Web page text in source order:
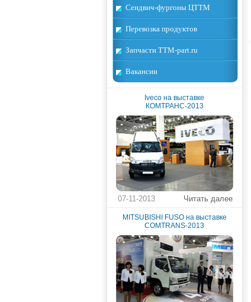
Сендвич-фургоны ЦТТМ
Перевозка продуктов
Запчасти TTM-part.ru
Вакансии
Iveco на выставке
КОМТРАНС-2013
Читать далее
07-11-2013
MITSUBISHI FUSO на выставке
COMTRANS-2013